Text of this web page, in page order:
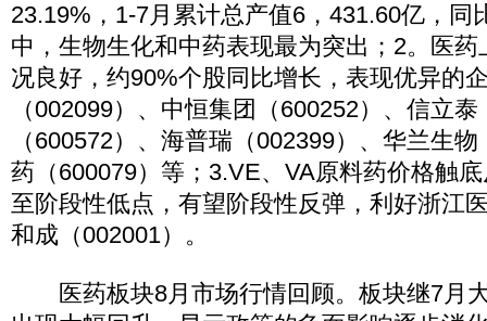
23.19%，1-7月累计总产值6，431.60亿，同
中，生物生化和中药表现最为突出；2。医
况良好，约90%个股同比增长，表现优异的
（002099）、中恒集团（600252）、信立
（600572）、海普瑞（002399）、华兰生
药（600079）等；3.VE、VA原料药价格触
至阶段性低点，有望阶段性反弹，利好浙江
和成（002001）。
医药板块8月市场行情回顾。板块继7月